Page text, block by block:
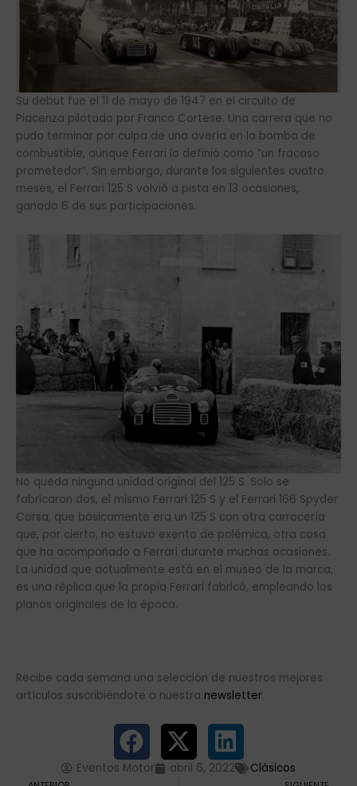
Su debut fue el 11 de mayo de 1947 en el circuito de
Piacenza pilotado por Franco Cortese. Una carrera que no
pudo terminar por culpa de una avería en la bomba de
combustible, aunque Ferrari lo definió como “un fracaso
prometedor”. Sin embargo, durante los siguientes cuatro
meses, el Ferrari 125 S volvió a pista en 13 ocasiones,
ganado 6 de sus participaciones.
No queda ninguna unidad original del 125 S. Solo se
fabricaron dos, el mismo Ferrari 125 S y el Ferrari 166 Spyder
Corsa, que básicamente era un 125 S con otra carrocería
que, por cierto, no estuvo exento de polémica, otra cosa
que ha acompañado a Ferrari durante muchas ocasiones.
La unidad que actualmente está en el museo de la marca,
es una réplica que la propia Ferrari fabricó, empleando los
planos originales de la época.
Recibe cada semana una selección de nuestros mejores
artículos suscribiéndote a nuestra newsletter.
Eventos Motor abril 6, 2022 Clásicos